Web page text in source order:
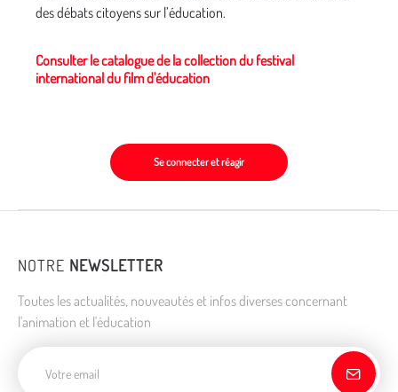
des débats citoyens sur l’éducation.
Consulter le catalogue de la collection du festival
international du film d'éducation
Se connecter et réagir
NOTRE NEWSLETTER
Toutes les actualités, nouveautés et infos diverses concernant
l'animation et l'éducation